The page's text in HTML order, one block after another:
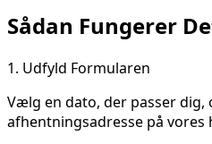
Sådan Fungerer
1. Udfyld Formularen
Vælg en dato, der passer dig,
afhentningsadresse på vores